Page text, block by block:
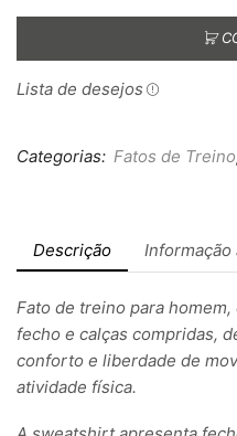
Lista de desejos
Categorias: Fatos de Treino
Descrição
Fato de treino para
fecho e calças compridas,
conforto e liberdade de
atividade física.